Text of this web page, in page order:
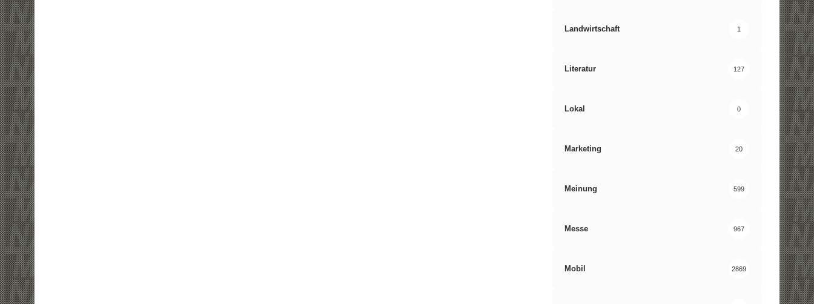
Landwirtschaft 1
Literatur 127
Lokal 0
Marketing 20
Meinung 599
Messe 967
Mobil 2869